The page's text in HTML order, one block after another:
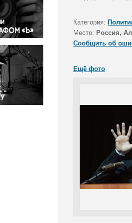
конфликты
Категория:
Место: Россия,
Сообщить об
Ещё фото